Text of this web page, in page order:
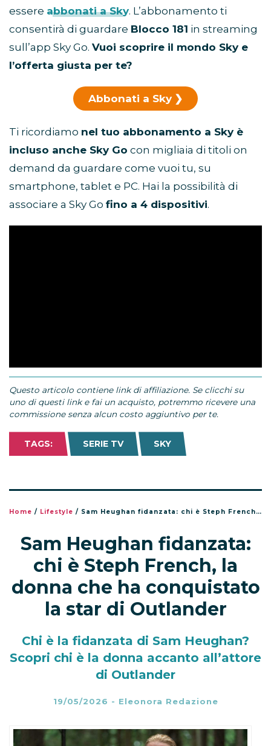
essere abbonati a Sky. L’abbonamento ti
consentirà di guardare Blocco 181 in streaming
sull’app Sky Go. Vuoi scoprire il mondo Sky e
l’offerta giusta per te?
Abbonati a Sky
Ti ricordiamo nel tuo abbonamento a Sky è
incluso anche Sky Go con migliaia di titoli on
demand da guardare come vuoi tu, su
smartphone, tablet e PC. Hai la possibilità di
associare a Sky Go fino a 4 dispositivi.
Questo articolo contiene link di affiliazione. Se clicchi su
uno di questi link e fai un acquisto, potremmo ricevere una
commissione senza alcun costo aggiuntivo per te.
TAGS: SERIE TV SKY
Home / Lifestyle / Sam Heughan fidanzata: chi è Steph French, la donna che ha conquistato la star di Outlander
Sam Heughan fidanzata:
chi è Steph French, la
donna che ha conquistato
la star di Outlander
Chi è la fidanzata di Sam Heughan?
Scopri chi è la donna accanto all’attore
di Outlander
19/05/2026 - Eleonora Redazione